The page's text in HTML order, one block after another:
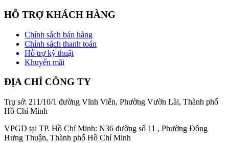
HỖ TRỢ KHÁCH HÀNG
Chính sách bán hàng
Chính sách thanh toán
Hỗ trợ kỹ thuật
Khuyến mãi
ĐỊA CHỈ CÔNG TY
Trụ sở: 211/10/1 đường Vĩnh Viễn, Phường Vườn Lài, Thành phố
Hồ Chí Minh
VPGD tại TP. Hồ Chí Minh: N36 đường số 11 , Phường Đông
Hưng Thuận, Thành phố Hồ Chí Minh